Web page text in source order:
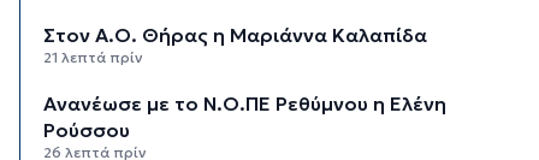
Στον Α.Ο. Θήρας η Μαριάννα Καλαπίδα
21 λεπτά πρίν
Ανανέωσε με το Ν.Ο.ΠΕ Ρεθύμνου η Ελένη
Ρούσσου
26 λεπτά πρίν